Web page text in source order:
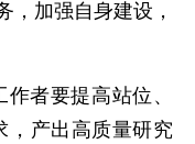
，加强自身建设，
者要提高站位、
，产出高质量研究